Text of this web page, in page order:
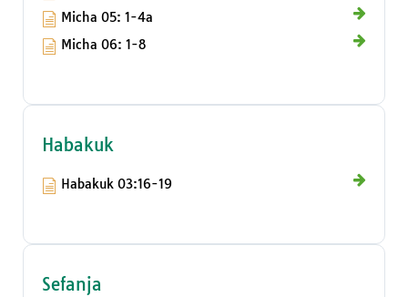
Micha 05: 1-4a
Micha 06: 1-8
Habakuk
Habakuk 03:16-19
Sefanja